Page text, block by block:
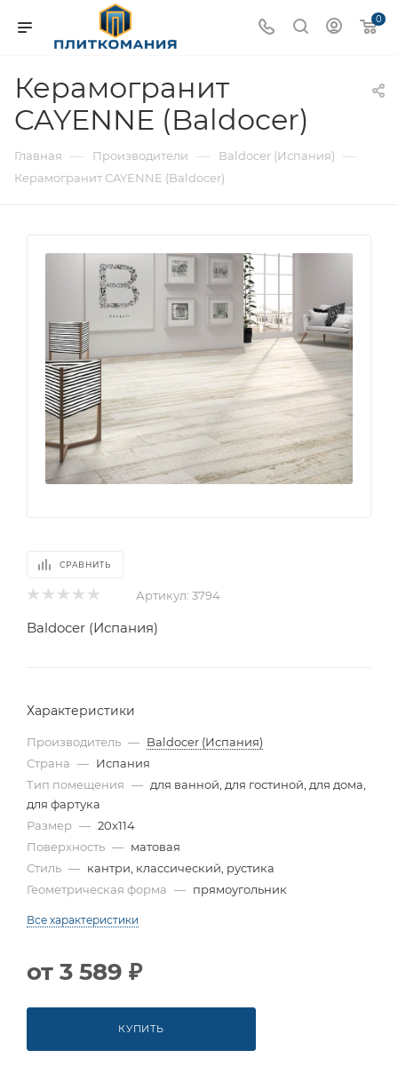
0
Керамогранит
CAYENNE (Baldocer)
Главная — Производители — Baldocer (Испания) —
Керамогранит CAYENNE (Baldocer)
СРАВНИТЬ
Артикул: 3794
Baldocer (Испания)
Характеристики
Производитель — Baldocer (Испания)
Страна — Испания
Тип помещения — для ванной, для гостиной, для дома,
для фартука
Размер — 20x114
Поверхность — матовая
Стиль — кантри, классический, рустика
Геометрическая форма — прямоугольник
Все характеристики
от 3 589 ₽
КУПИТЬ